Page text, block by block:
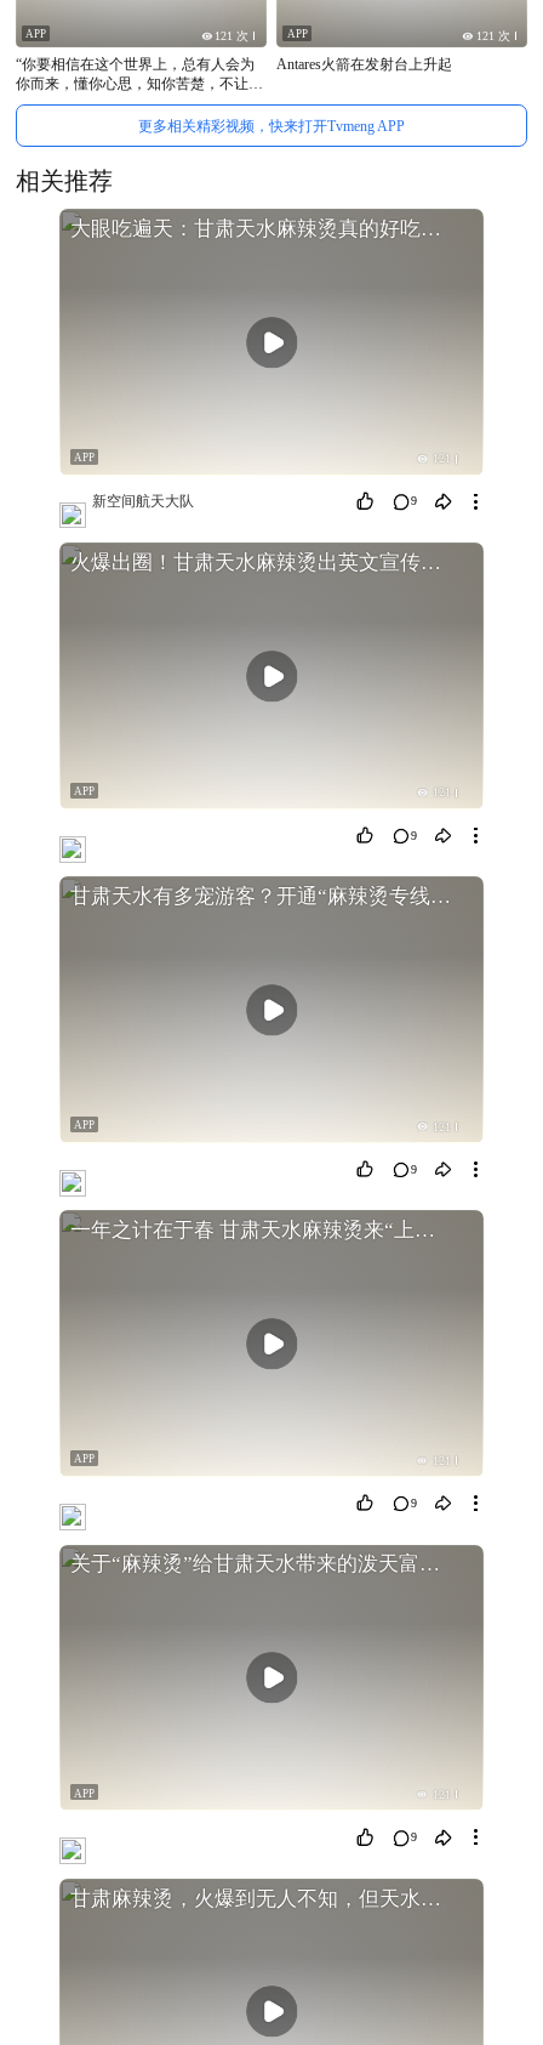
APP 121 次
“你要相信在这个世界上，总有人会为
你而来，懂你心思，知你苦楚，不让你
孤独，陪你风雨人生，也许会迟到，但
从不会缺席.”#你也会是某人的光
APP 121 次
Antares火箭在发射台上升起
更多相关精彩视频，快来打开Tvmeng APP
相关推荐
大眼吃遍天：甘肃天水麻辣烫真的好吃，天水
121
APP
新空间航天大队 9
火爆出圈！甘肃天水麻辣烫出英文宣传片了
121
APP
9
甘肃天水有多宠游客？开通“麻辣烫专线” 店家连夜刷墙换新桌椅
121
APP
9
一年之计在于春 甘肃天水麻辣烫来“上分”！
121
APP
9
关于“麻辣烫”给甘肃天水带来的泼天富贵，引发的深度思考！
121
APP
9
甘肃麻辣烫，火爆到无人不知，但天水的特色美食